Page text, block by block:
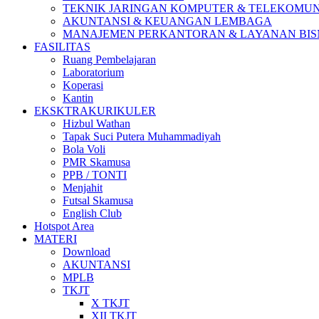
TEKNIK JARINGAN KOMPUTER &
AKUNTANSI & KEUANGAN LEMBAGA
MANAJEMEN PERKANTORAN & LAYANAN
FASILITAS
Ruang Pembelajaran
Laboratorium
Koperasi
Kantin
EKSKTRAKURIKULER
Hizbul Wathan
Tapak Suci Putera Muhammadiyah
Bola Voli
PMR Skamusa
PPB / TONTI
Menjahit
Futsal Skamusa
English Club
Hotspot Area
MATERI
Download
AKUNTANSI
MPLB
TKJT
X TKJT
XII TKJT